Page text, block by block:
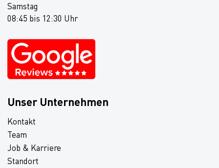
Samstag
08:45 bis 12:30 Uhr
Unser Unternehmen
Kontakt
Team
Job & Karriere
Standort